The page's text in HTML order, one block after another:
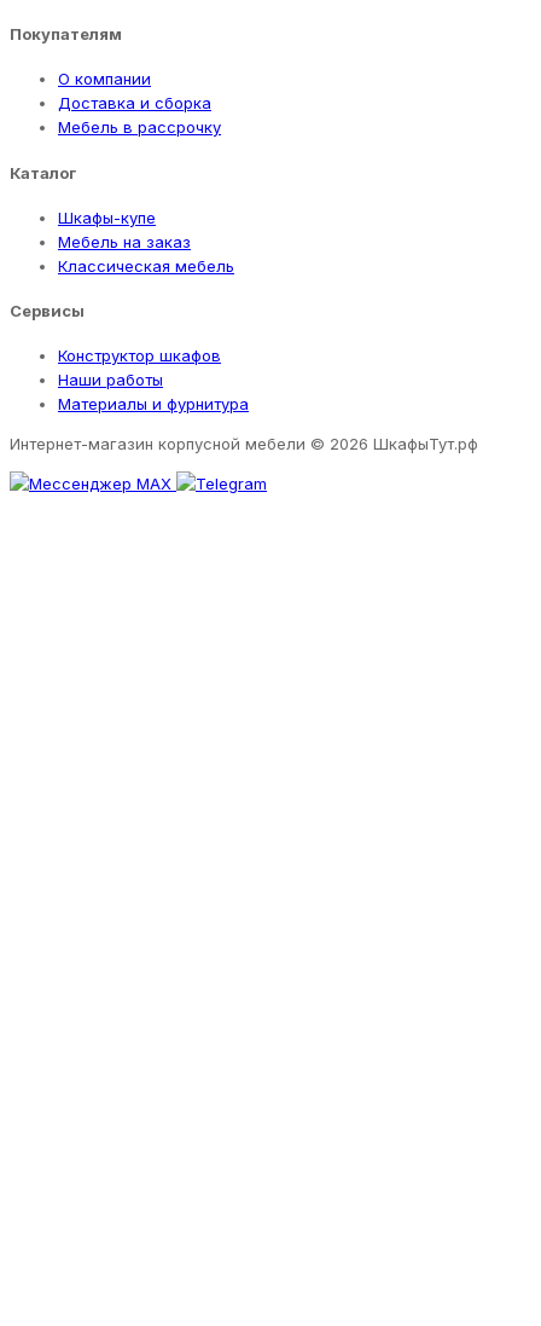
Покупателям
О компании
Доставка и сборка
Мебель в рассрочку
Каталог
Шкафы-купе
Мебель на заказ
Классическая мебель
Сервисы
Конструктор шкафов
Наши работы
Материалы и фурнитура
Интернет-магазин корпусной мебели © 2026 ШкафыТут.рф